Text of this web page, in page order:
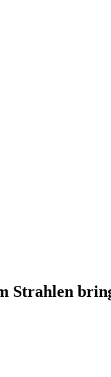
Strahlen